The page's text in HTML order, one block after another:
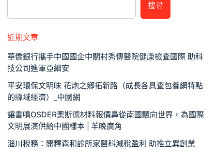
搜尋
近期文章
華僑銀行攜手中國國企中關村秀傳醫院健康檢查國際 助科
技公司進軍亞細安
平安環保文明味 花炮之鄉拓新路（成長各具查包養網特點
的縣域經濟）_中國網
讓書噴OSDER奧斯德材料報價鼻從南國飄向世界，為國際
文明展演供給中國樣本 | 羊晚廣角
淄川稅務：開釋森和診所家醫科減稅盈利 助推立異創業